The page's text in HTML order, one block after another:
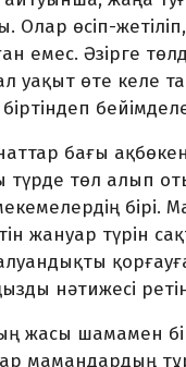
Олар өсіп-
емес. Әзірге
уақыт өте келе
бағы
түрде төл алып
бірі.
жануар түрін
нәтижесі
жасы шамамен
мамандардың